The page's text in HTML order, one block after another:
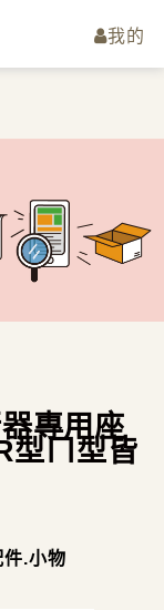
我的
專用座
型ㄇ型皆
件.小物